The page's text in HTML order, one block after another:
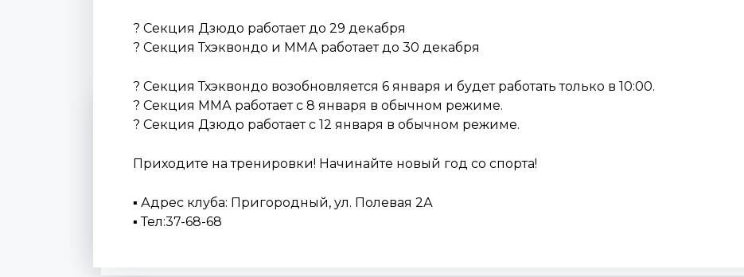
? Секция Дзюдо работает до 29 декабря
? Секция Тхэквондо и ММА работает до 30 декабря
? Секция Тхэквондо возобновляется 6 января и будет работать только в 10:00.
? Секция ММА работает с 8 января в обычном режиме.
? Секция Дзюдо работает с 12 января в обычном режиме.
Приходите на тренировки! Начинайте новый год со спорта!
▪ Адрес клуба: Пригородный, ул. Полевая 2А
▪ Тел:37-68-68